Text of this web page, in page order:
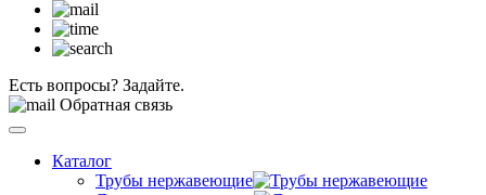
Есть вопросы? Задайте.
Обратная связь
Каталог
Трубы нержавеющие